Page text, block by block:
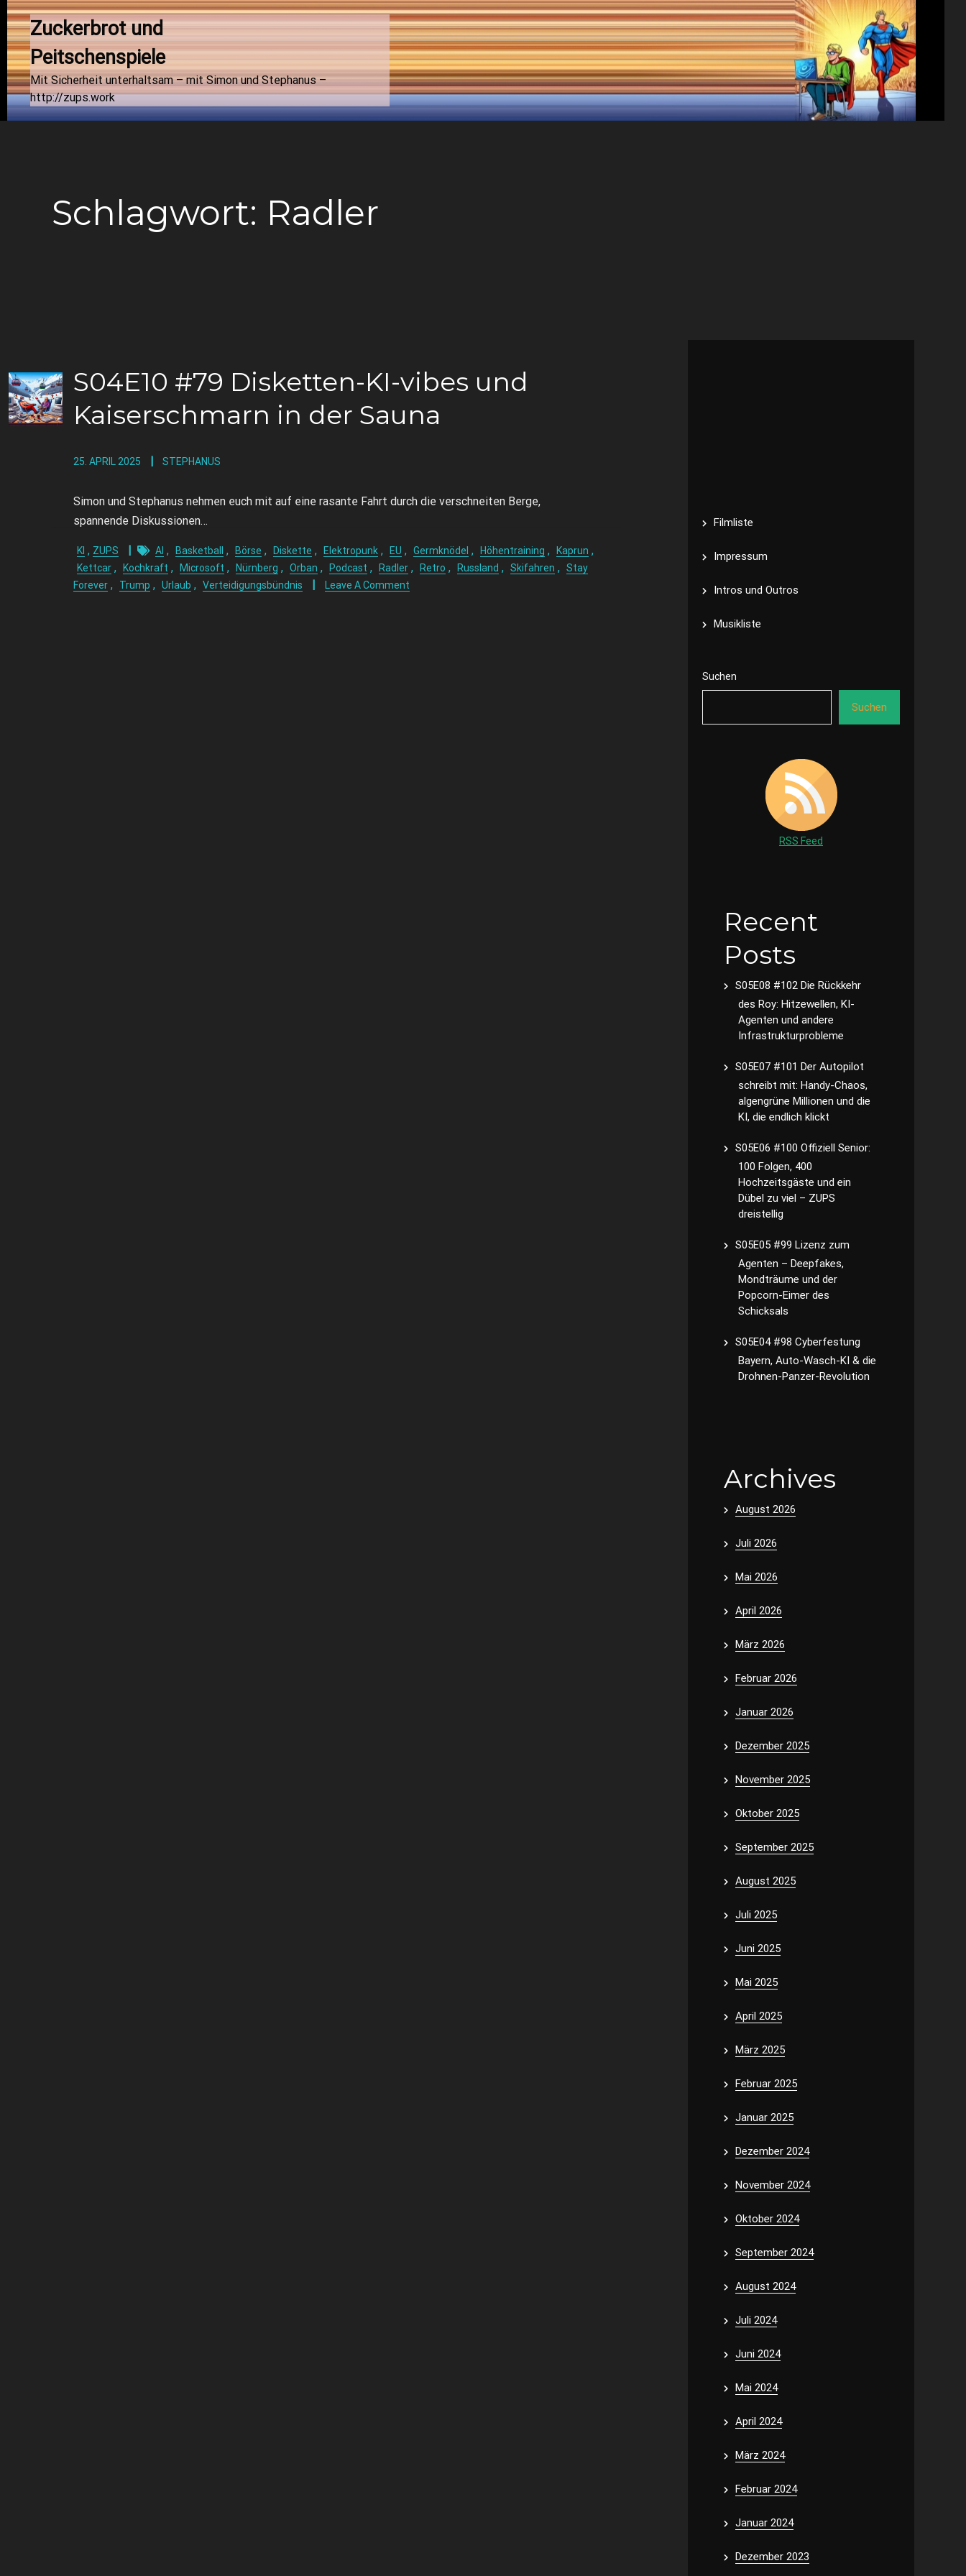
Zuckerbrot und
Peitschenspiele
Mit Sicherheit unterhaltsam – mit Simon und Stephanus –
http://zups.work
Schlagwort: Radler
S04E10 #79 Disketten-KI-vibes und
Kaiserschmarn in der Sauna
25. APRIL 2025 STEPHANUS
Simon und Stephanus nehmen euch mit auf eine rasante Fahrt durch die verschneiten Berge,
spannende Diskussionen…
KI , ZUPS AI , Basketball , Börse , Diskette , Elektropunk , EU , Germknödel , Höhentraining , Kaprun ,
Kettcar , Kochkraft , Microsoft , Nürnberg , Orban , Podcast , Radler , Retro , Russland , Skifahren , Stay
Forever , Trump , Urlaub , Verteidigungsbündnis Leave A Comment
Filmliste
Impressum
Intros und Outros
Musikliste
Suchen
Suchen
RSS Feed
Recent
Posts
S05E08 #102 Die Rückkehr
des Roy: Hitzewellen, KI-
Agenten und andere
Infrastrukturprobleme
S05E07 #101 Der Autopilot
schreibt mit: Handy-Chaos,
algengrüne Millionen und die
KI, die endlich klickt
S05E06 #100 Offiziell Senior:
100 Folgen, 400
Hochzeitsgäste und ein
Dübel zu viel – ZUPS
dreistellig
S05E05 #99 Lizenz zum
Agenten – Deepfakes,
Mondträume und der
Popcorn-Eimer des
Schicksals
S05E04 #98 Cyberfestung
Bayern, Auto-Wasch-KI & die
Drohnen-Panzer-Revolution
Archives
August 2026
Juli 2026
Mai 2026
April 2026
März 2026
Februar 2026
Januar 2026
Dezember 2025
November 2025
Oktober 2025
September 2025
August 2025
Juli 2025
Juni 2025
Mai 2025
April 2025
März 2025
Februar 2025
Januar 2025
Dezember 2024
November 2024
Oktober 2024
September 2024
August 2024
Juli 2024
Juni 2024
Mai 2024
April 2024
März 2024
Februar 2024
Januar 2024
Dezember 2023